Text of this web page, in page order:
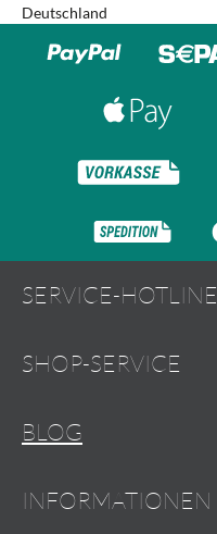
Deutschland
SERVICE-HOTLINE
SHOP-SERVICE
BLOG
INFORMATIONEN